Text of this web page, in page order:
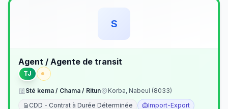
S
Agent / Agente de transit
TJ
Sté kema / Chama / Ritun
Korba, Nabeul (8033)
CDD - Contrat à Durée Déterminée
Import-Export